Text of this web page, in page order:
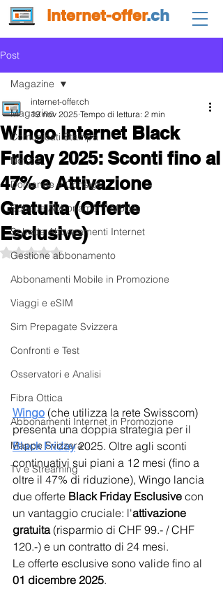
internet-offer.ch
Post
Magazine
Comunicati Stampa
Notizie
Domande e Consigli
Schede Abbonamenti Mobile
Schede Abbonamenti Internet
Gestione abbonamento
Abbonamenti Mobile in Promozione
Viaggi e eSIM
Sim Prepagate Svizzera
Confronti e Test
Osservatori e Analisi
Fibra Ottica
Abbonamenti Internet in Promozione
Mappe Svizzera
Tv e Streaming
Magazine
Wingo Internet Black
Friday 2025: Sconti fino al
47% e Attivazione
Gratuita (Offerte
Esclusive)
internet-offer.ch
19 nov 2025 Tempo di lettura: 2 min
Valutazione NaN stelle su 5.
Wingo (che utilizza la rete Swisscom)
presenta una doppia strategia per il
Black Friday 2025. Oltre agli sconti
continuativi sui piani a 12 mesi (fino a
oltre il 47% di riduzione), Wingo lancia
due offerte Black Friday Esclusive con
un vantaggio cruciale: l'attivazione
gratuita (risparmio di CHF 99.- / CHF
120.-) e un contratto di 24 mesi.
Le offerte esclusive sono valide fino al
01 dicembre 2025.